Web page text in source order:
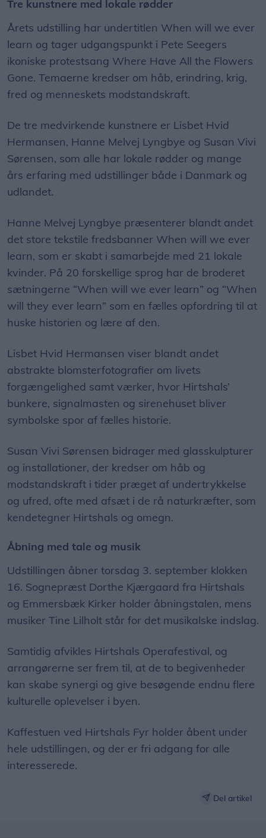
Tre kunstnere med lokale rødder
Årets udstilling har undertitlen When will we ever
learn og tager udgangspunkt i Pete Seegers
ikoniske protestsang Where Have All the Flowers
Gone. Temaerne kredser om håb, erindring, krig,
fred og menneskets modstandskraft.
De tre medvirkende kunstnere er Lisbet Hvid
Hermansen, Hanne Melvej Lyngbye og Susan Vivi
Sørensen, som alle har lokale rødder og mange
års erfaring med udstillinger både i Danmark og
udlandet.
Hanne Melvej Lyngbye præsenterer blandt andet
det store tekstile fredsbanner When will we ever
learn, som er skabt i samarbejde med 21 lokale
kvinder. På 20 forskellige sprog har de broderet
sætningerne “When will we ever learn” og “When
will they ever learn” som en fælles opfordring til at
huske historien og lære af den.
Lisbet Hvid Hermansen viser blandt andet
abstrakte blomsterfotografier om livets
forgængelighed samt værker, hvor Hirtshals’
bunkere, signalmasten og sirenehuset bliver
symbolske spor af fælles historie.
Susan Vivi Sørensen bidrager med glasskulpturer
og installationer, der kredser om håb og
modstandskraft i tider præget af undertrykkelse
og ufred, ofte med afsæt i de rå naturkræfter, som
kendetegner Hirtshals og omegn.
Åbning med tale og musik
Udstillingen åbner torsdag 3. september klokken
16. Sognepræst Dorthe Kjærgaard fra Hirtshals
og Emmersbæk Kirker holder åbningstalen, mens
musiker Tine Lilholt står for det musikalske indslag.
Samtidig afvikles Hirtshals Operafestival, og
arrangørerne ser frem til, at de to begivenheder
kan skabe synergi og give besøgende endnu flere
kulturelle oplevelser i byen.
Kaffestuen ved Hirtshals Fyr holder åbent under
hele udstillingen, og der er fri adgang for alle
interesserede.
Del artikel